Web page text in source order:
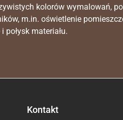
kolorów wymalowań,
m.in. oświetlenie
połysk materiału.
Kontakt